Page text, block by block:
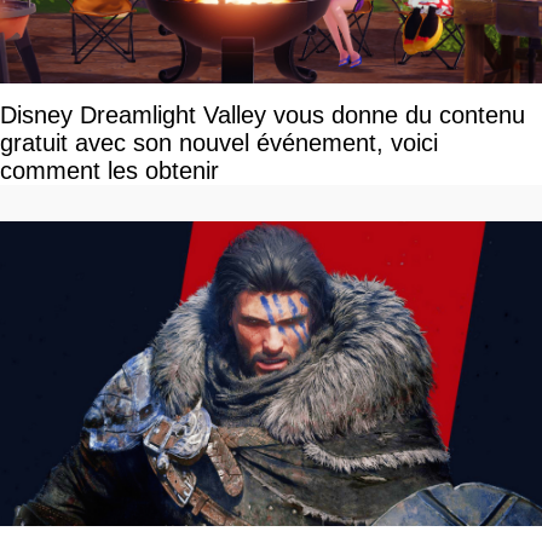
Disney Dreamlight Valley vous donne du contenu
gratuit avec son nouvel événement, voici
comment les obtenir